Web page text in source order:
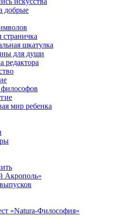
добрые
страничка
шкатулка
для души
редактора
философов
мир ребенка
Акрополь»
«Natura-Философия»